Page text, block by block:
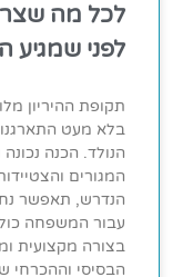
לכל מה
לפני שמגיע
תקופת ההיריון
בלא מעט
הנולד. הכנה
המגורים
הנדרש, תאפשר
עבור המשפחה
בצורה מקצועית
הבסיסי וההכרחי